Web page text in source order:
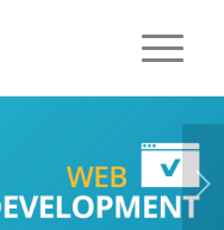
下一页